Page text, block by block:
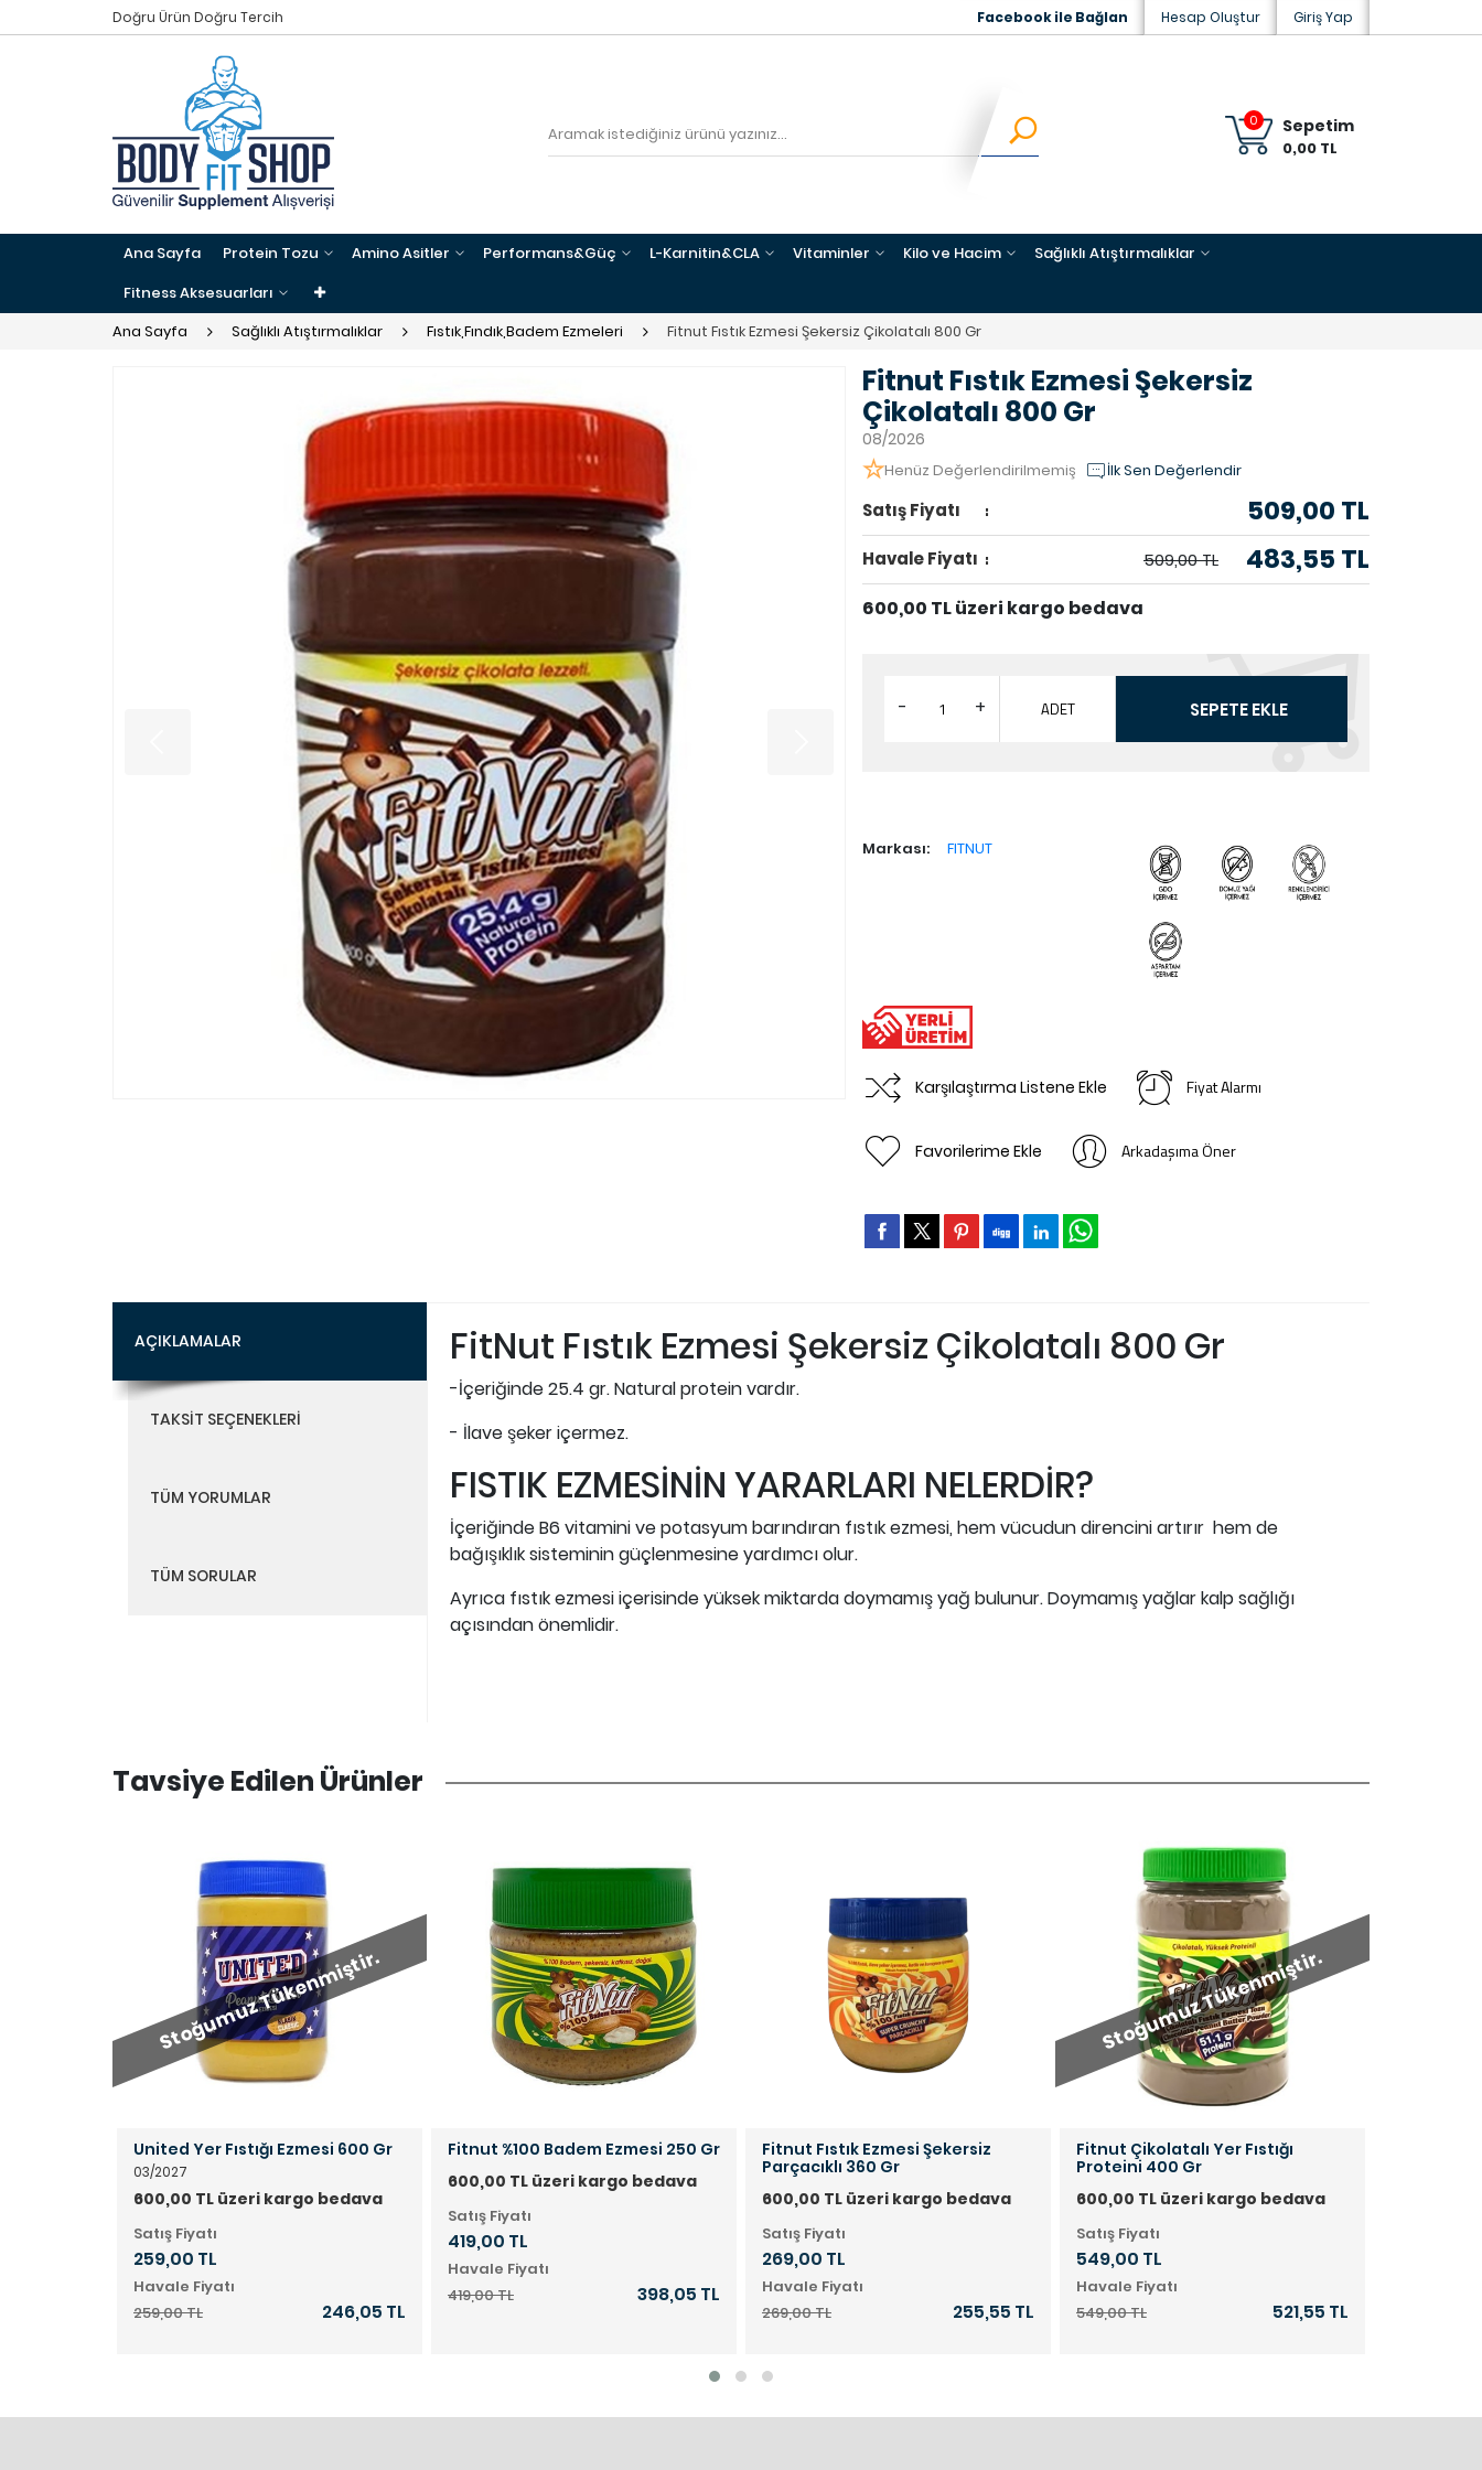
Doğru Ürün Doğru Tercih Giriş Yap
Hesap Oluştur
Facebook ile Bağlan
0 Sepetim
0,00 TL
Ana Sayfa Protein Tozu Amino Asitler Performans&Güç L-Karnitin&CLA Vitaminler Kilo ve Hacim
Sağlıklı Atıştırmalıklar
Fitness Aksesuarları
Ana Sayfa
Sağlıklı Atıştırmalıklar Fıstık,Fındık,Badem Ezmeleri Fitnut Fıstık Ezmesi Şekersiz Çikolatalı 800 Gr
Fitnut Fıstık Ezmesi Şekersiz
Çikolatalı 800 Gr
08/2026
Henüz Değerlendirilmemiş İlk Sen Değerlendir
Satış Fiyatı 509,00 TL
Havale Fiyatı 509,00 TL 483,55 TL
600,00 TL üzeri kargo bedava
- + ADET SEPETE EKLE
Markası: FITNUT
Karşılaştırma Listene Ekle Fiyat Alarmı
Favorilerime Ekle Arkadaşıma Öner
AÇIKLAMALAR
TAKSIT SEÇENEKLERI
TÜM YORUMLAR
TÜM SORULAR
FitNut Fıstık Ezmesi Şekersiz Çikolatalı 800 Gr
-İçeriğinde 25.4 gr. Natural protein vardır.
- İlave şeker içermez.
FISTIK EZMESİNİN YARARLARI NELERDİR?
İçeriğinde B6 vitamini ve potasyum barındıran fıstık ezmesi, hem vücudun direncini artırır hem de
bağışıklık sisteminin güçlenmesine yardımcı olur.
Ayrıca fıstık ezmesi içerisinde yüksek miktarda doymamış yağ bulunur. Doymamış yağlar kalp sağlığı
açısından önemlidir.
Tavsiye Edilen Ürünler
Stoğumuz Tükenmiştir.
United Yer Fıstığı Ezmesi 600 Gr
03/2027
600,00 TL üzeri kargo bedava
Satış Fiyatı
259,00 TL
Havale Fiyatı
259,00 TL
246,05 TL
Fitnut %100 Badem Ezmesi 250 Gr
600,00 TL üzeri kargo bedava
Satış Fiyatı
419,00 TL
Havale Fiyatı
419,00 TL
398,05 TL
Fitnut Fıstık Ezmesi Şekersiz
Parçacıklı 360 Gr
600,00 TL üzeri kargo bedava
Satış Fiyatı
269,00 TL
Havale Fiyatı
269,00 TL
255,55 TL
Stoğumuz Tükenmiştir.
Fitnut Çikolatalı Yer Fıstığı
Proteini 400 Gr
600,00 TL üzeri kargo bedava
Satış Fiyatı
549,00 TL
Havale Fiyatı
549,00 TL
521,55 TL